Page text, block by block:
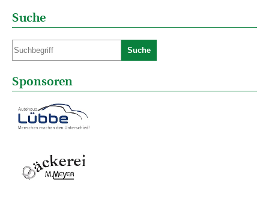
Suche
Suche
Sponsoren